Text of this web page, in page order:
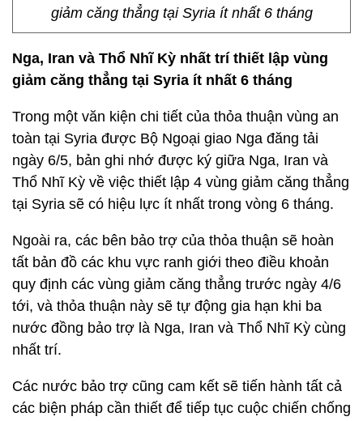
giảm căng thẳng tại Syria ít nhất 6 tháng
Nga, Iran và Thổ Nhĩ Kỳ nhất trí thiết l ập vùng
giảm căng thẳng tại Syria ít nhất 6 tháng
Trong một văn kiện chi tiết của thỏa thuận vùng an
toàn tại Syria được Bộ Ngoại giao Nga đăng tải
ngày 6/5, bản ghi nhớ được ký giữa Nga, Iran và
Thổ Nhĩ Kỳ về việc thiết lập 4 vùng giảm căng thẳng
tại Syria sẽ có hiệu lực ít nhất trong vòng 6 tháng.
Ngoài ra, các bên bảo trợ của thỏa thuận sẽ hoàn
tất bản đồ các khu vực ranh giới theo điều khoản
quy định các vùng giảm căng thẳng trước ngày 4/6
tới, và thỏa thuận này sẽ tự động gia hạn khi ba
nước đồng bảo trợ là Nga, Iran và Thổ Nhĩ Kỳ cùng
nhất trí.
Các nước bảo trợ cũng cam kết sẽ tiến hành tất cả
các biện pháp cần thiết để tiếp tục cuộc chiến chống